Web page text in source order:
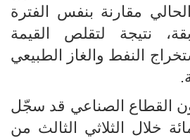
مقارنة بنفس الفترة
نتيجة لتقلص القيمة
النفط والغاز الطبيعي
القطاع الصناعي قد سجّل
1,5- بالمائة خلال الثلاثي الثالث من